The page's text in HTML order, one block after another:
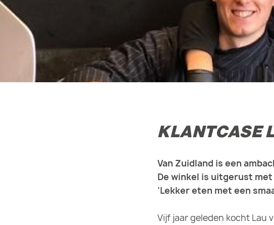
KLANTCASE
Van Zuidland is een
De winkel is uitgerust
‘Lekker eten met een
Vijf jaar geleden kocht Lau